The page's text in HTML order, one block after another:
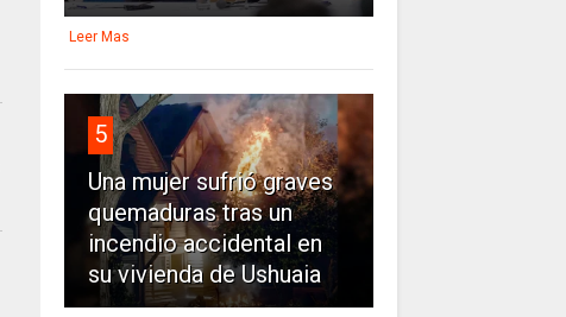
Leer Mas
5
Una mujer sufrió graves
quemaduras tras un
incendio accidental en
su vivienda de Ushuaia